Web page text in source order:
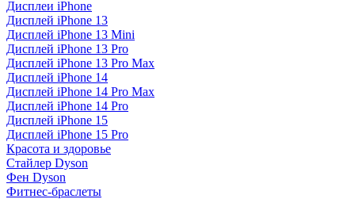
Дисплеи iPhone
Дисплей iPhone 13
Дисплей iPhone 13 Mini
Дисплей iPhone 13 Pro
Дисплей iPhone 13 Pro Max
Дисплей iPhone 14
Дисплей iPhone 14 Pro Max
Дисплей iPhone 14 Pro
Дисплей iPhone 15
Дисплей iPhone 15 Pro
Красота и здоровье
Стайлер Dyson
Фен Dyson
Фитнес-браслеты